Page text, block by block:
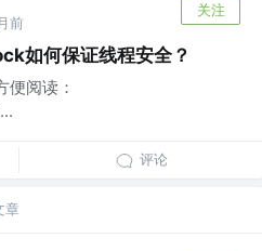
前
关注
如何保证线程安全？
便阅读：
评论
章